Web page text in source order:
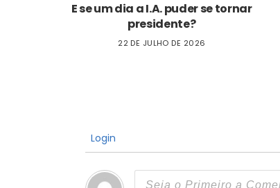
E se um dia a I.A. puder se tornar
presidente?
22 DE JULHO DE 2026
Login